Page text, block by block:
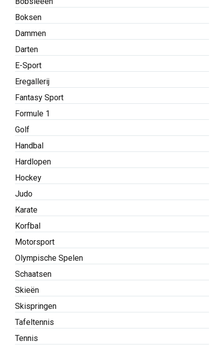
Boksen
Dammen
Darten
E-Sport
Eregallerij
Fantasy Sport
Formule 1
Golf
Handbal
Hardlopen
Hockey
Judo
Karate
Korfbal
Motorsport
Olympische Spelen
Schaatsen
Skieën
Skispringen
Tafeltennis
Tennis